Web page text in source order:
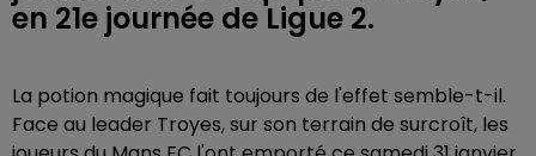
en 21e journée de Ligue 2.
La potion magique fait toujours de l'effet semble-t-il.
Face au leader Troyes, sur son terrain de surcroît, les